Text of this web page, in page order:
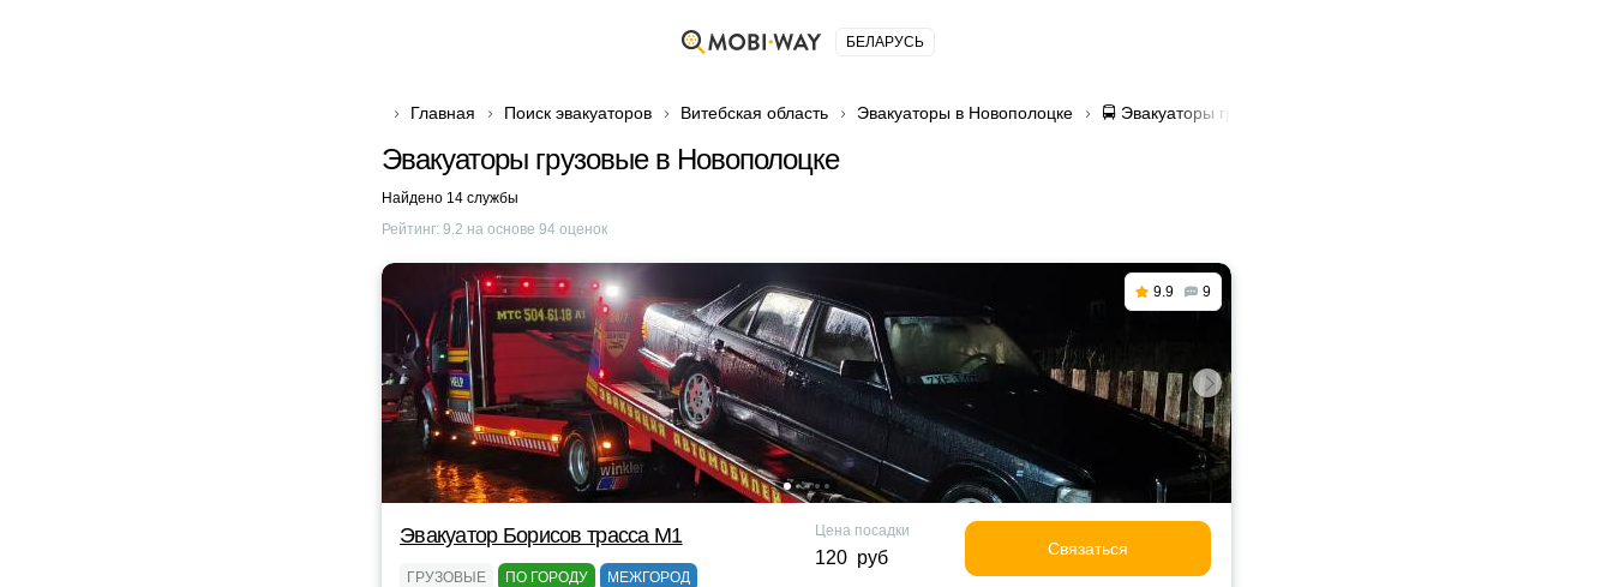
БЕЛАРУСЬ
Главная Поиск эвакуаторов Витебская область Эвакуаторы в Новополоцке 🚍 Эвакуаторы грузовые в Новополоцке
Эвакуаторы грузовые в Новополоцке
Найдено 14 службы
Рейтинг: 9.2 на основе 94 оценок
9.9 9
Эвакуатор Борисов трасса М1
ГРУЗОВЫЕ ПО ГОРОДУ МЕЖГОРОД
Цена посадки
120 руб Связаться